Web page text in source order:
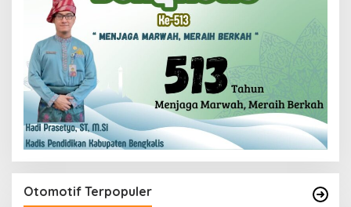
Otomotif Terpopuler